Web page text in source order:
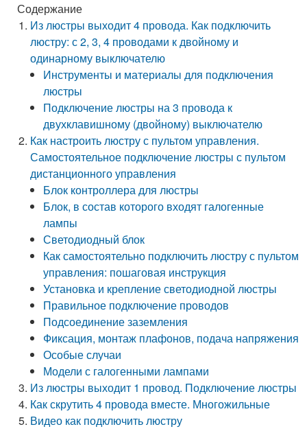
Содержание
Из люстры выходит 4 провода. Как подключить
люстру: с 2, 3, 4 проводами к двойному и
одинарному выключателю
Инструменты и материалы для подключения
люстры
Подключение люстры на 3 провода к
двухклавишному (двойному) выключателю
Как настроить люстру с пультом управления.
Самостоятельное подключение люстры с пультом
дистанционного управления
Блок контроллера для люстры
Блок, в состав которого входят галогенные
лампы
Светодиодный блок
Как самостоятельно подключить люстру с пультом
управления: пошаговая инструкция
Установка и крепление светодиодной люстры
Правильное подключение проводов
Подсоединение заземления
Фиксация, монтаж плафонов, подача напряжения
Особые случаи
Модели с галогенными лампами
Из люстры выходит 1 провод. Подключение люстры
Как скрутить 4 провода вместе. Многожильные
Видео как подключить люстру